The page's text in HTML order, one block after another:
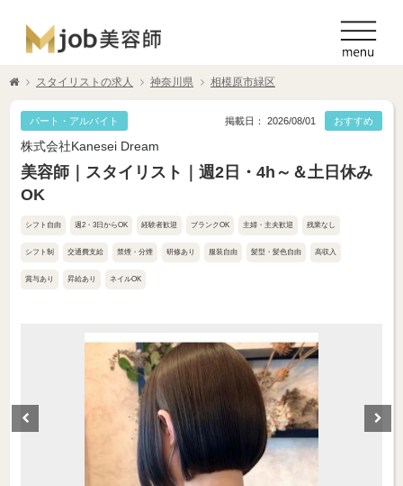
スタイリストの求人 神奈川県 相模原市緑区
パート・アルバイト おすすめ
掲載日： 2026/08/01
株式会社Kanesei Dream
美容師｜スタイリスト｜週2日・4h～＆土日休み
OK
シフト自由 週2・3日からOK 経験者歓迎 ブランクOK 主婦・主夫歓迎 残業なし
シフト制 交通費支給 禁煙・分煙 研修あり 服装自由 髪型・髪色自由 高収入
賞与あり 昇給あり ネイルOK